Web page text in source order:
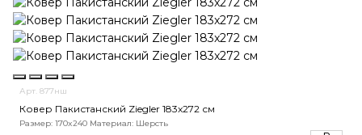
Арт. 877нш
Ковер Пакистанский Ziegler 183x272 см
Размер: 170x240 Материал: Шерсть